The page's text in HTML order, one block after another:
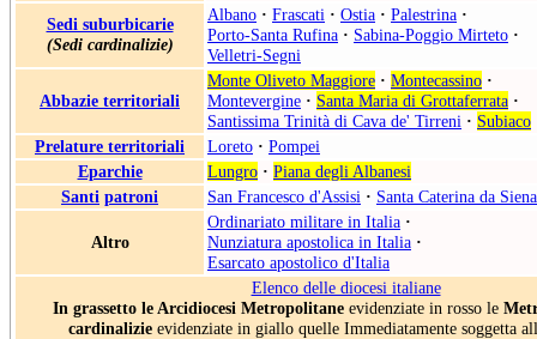
Sedi suburbicarie
(Sedi cardinalizie)
Albano · Frascati · Ostia · Palestrina ·
Porto-Santa Rufina · Sabina-Poggio Mirteto ·
Velletri-Segni
Abbazie territoriali
Monte Oliveto Maggiore · Montecassino ·
Montevergine · Santa Maria di Grottaferrata ·
Santissima Trinità di Cava de' Tirreni · Subiaco
Prelature territoriali
Loreto · Pompei
Eparchie
Lungro · Piana degli Albanesi
Santi patroni San Francesco d'Assisi · Santa Caterina da Siena
Altro
Ordinariato militare in Italia ·
Nunziatura apostolica in Italia ·
Esarcato apostolico d'Italia
Elenco delle diocesi italiane
In grassetto le Arcidiocesi Metropolitane evidenziate in rosso le
cardinalizieevidenziate in giallo quelle Immediatamente soggetta